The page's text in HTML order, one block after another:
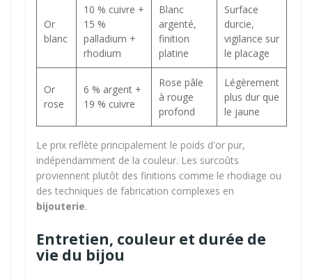
Or
blanc
10 % cuivre +
15 %
palladium +
rhodium
Blanc
argenté,
finition
platine
Surface
durcie,
vigilance sur
le placage
Or
rose
6 % argent +
19 % cuivre
Rose pâle
à rouge
profond
Légèrement
plus dur que
le jaune
Le prix reflète principalement le poids d'or pur,
indépendamment de la couleur. Les surcoûts
proviennent plutôt des finitions comme le rhodiage ou
des techniques de fabrication complexes en
bijouterie.
Entretien, couleur et durée de
vie du bijou